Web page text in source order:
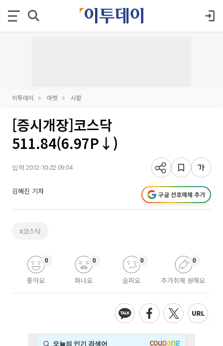
이투데이 마켓 시황
[증시개장]코스닥
511.84(6.97P↓)
입력 2012-10-22 09:04
김혜진 기자 구글 선호매체 추가
#코스닥
좋아요
0
화나요
0
슬퍼요
0
추가취재 원해요
0